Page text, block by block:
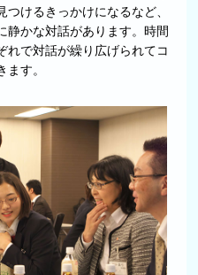
けるきっかけになるなど、
静かな対話があります。時間
れで対話が繰り広げられてコ
す。